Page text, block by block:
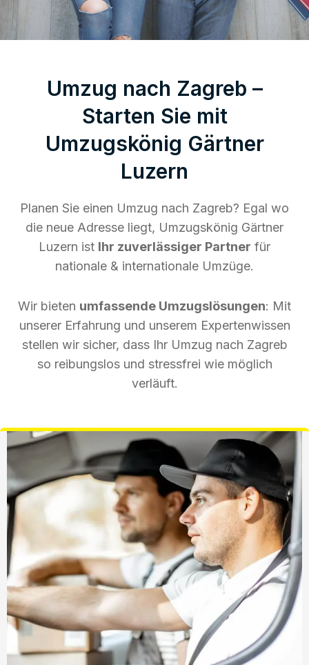
Umzug nach Zagreb –
Starten Sie mit
Umzugskönig Gärtner
Luzern
Planen Sie einen Umzug nach Zagreb? Egal wo
die neue Adresse liegt, Umzugskönig Gärtner
Luzern ist Ihr zuverlässiger Partner für
nationale & internationale Umzüge.
Wir bieten umfassende Umzugslösungen: Mit
unserer Erfahrung und unserem Expertenwissen
stellen wir sicher, dass Ihr Umzug nach Zagreb
so reibungslos und stressfrei wie möglich
verläuft.